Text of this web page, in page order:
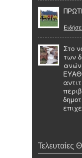
Στο
των
Τελευταίες